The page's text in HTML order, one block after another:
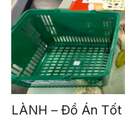
LÀNH – Đồ Án